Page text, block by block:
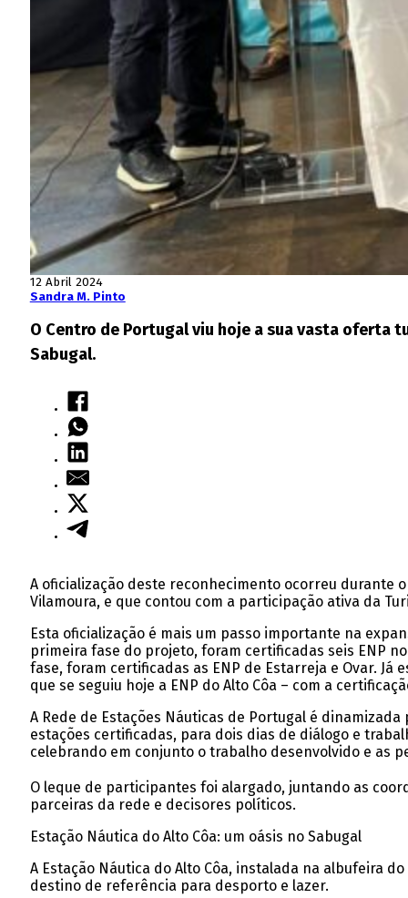
12 Abril 2024
Sandra M. Pinto
O Centro de Portugal viu hoje a sua vasta oferta
Sabugal.
A oficialização deste reconhecimento ocorreu durante
Vilamoura, e que contou com a participação ativa da
Esta oficialização é mais um passo importante na
primeira fase do projeto, foram certificadas seis ENP
fase, foram certificadas as ENP de Estarreja e Ovar. Já
que se seguiu hoje a ENP do Alto Côa – com a
A Rede de Estações Náuticas de Portugal é
estações certificadas, para dois dias de diálogo e
celebrando em conjunto o trabalho desenvolvido e as
O leque de participantes foi alargado, juntando as
parceiras da rede e decisores políticos.
Estação Náutica do Alto Côa: um oásis no Sabugal
A Estação Náutica do Alto Côa, instalada na albufeira
destino de referência para desporto e lazer.